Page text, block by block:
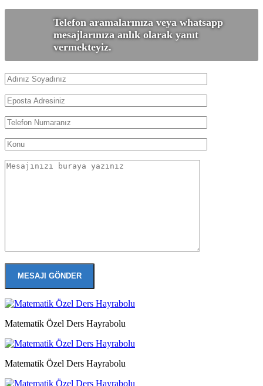
Telefon aramalarınıza veya whatsapp
mesajlarınıza anlık olarak yanıt
vermekteyiz.
Matematik Özel Ders Hayrabolu
Matematik Özel Ders Hayrabolu